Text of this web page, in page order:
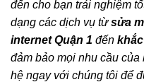
đến cho bạn trải nghiệm
dạng các dịch vụ từsửa
internet Quận 1 đến
đảm bảo mọi nhu cầu
hệ ngay với chúng tôi để